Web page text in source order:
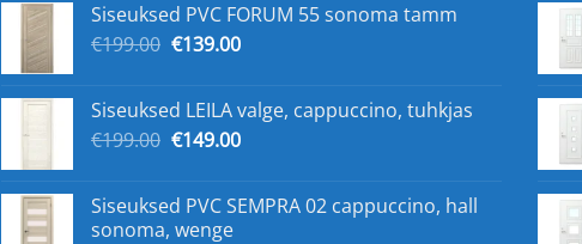
€175.00.€125.00.
Siseuksed PVC FORUM 55 sonoma tamm
€199.00 Algne
€199.00.
€139.00Praegune
€139.00.
Siseuksed LEILA valge, cappuccino, tuhkjas
€199.00 Algne
€199.00.
€149.00Praegune
€149.00.
Siseuksed PVC SEMPRA 02 cappuccino, hall
sonoma, wenge